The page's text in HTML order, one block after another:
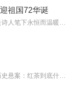
祖国72华诞